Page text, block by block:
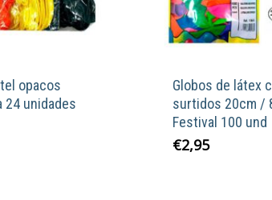
opacos
24 unidades
Globos de látex
surtidos 20cm /
Festival 100 und
€2,95